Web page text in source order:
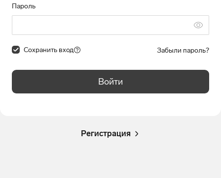
Пароль
Сохранить вход Забыли пароль?
Войти
Регистрация